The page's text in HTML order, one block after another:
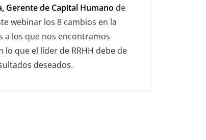
Gerente de Capital Humano de
webinar los 8 cambios en la
a los que nos encontramos
que el líder de RRHH debe de
deseados.